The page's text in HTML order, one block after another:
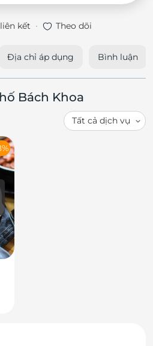
kết · Theo dõi
Địa chỉ áp dụng Bình luận
Bách Khoa